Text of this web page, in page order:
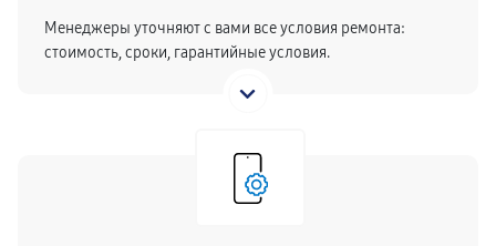
Менеджеры уточняют с вами все условия ремонта:
стоимость, сроки, гарантийные условия.